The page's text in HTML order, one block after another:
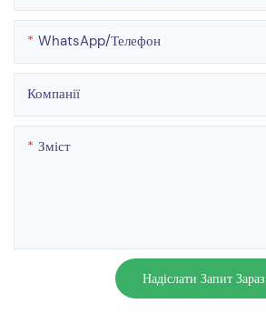
WhatsApp/телефон
Компанії
Зміст
Надіслати Запит Зараз